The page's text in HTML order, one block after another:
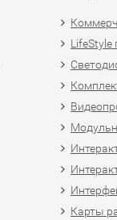
LifeStyle
Карты